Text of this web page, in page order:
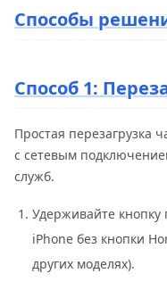
Способы
Способ 1:
Простая перезагрузка
с сетевым
служб.
Удерживайте кнопку
iPhone без кнопки
других моделях).